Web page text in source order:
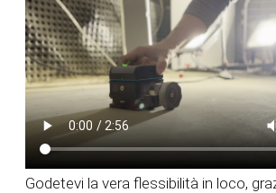
Godetevi la vera flessibilità in loco,